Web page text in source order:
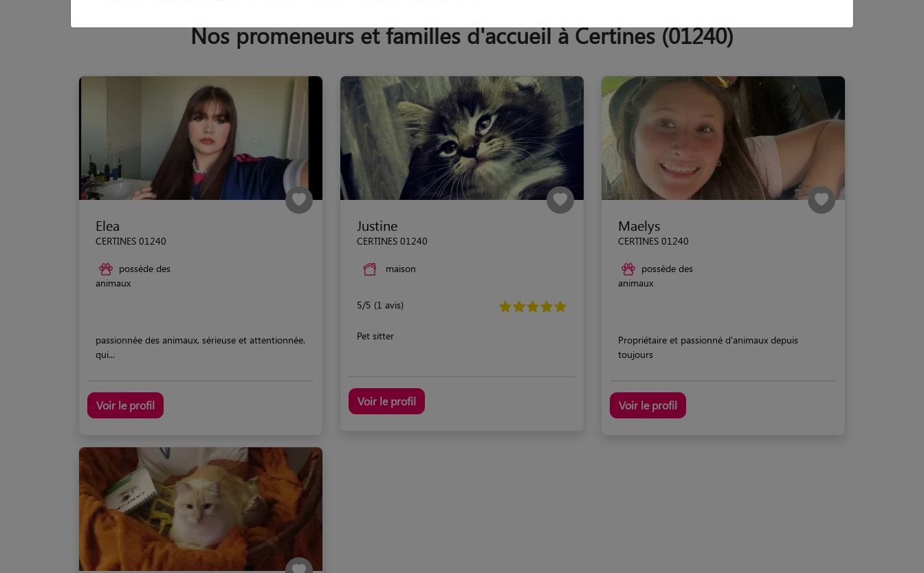
Nos promeneurs et familles d'accueil à Certines (01240)
Elea
CERTINES 01240
possède des
animaux
passionnée des animaux, sérieuse et attentionnée.
qui...
Voir le profil
Justine
CERTINES 01240
maison
5/5 (1 avis)
Pet sitter
Voir le profil
Maelys
CERTINES 01240
possède des
animaux
Propriétaire et passionné d'animaux depuis
toujours
Voir le profil